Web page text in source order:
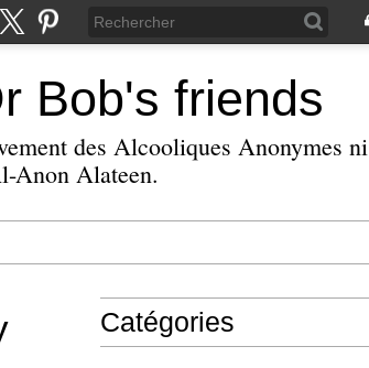
Bob's friends
des Alcooliques Anonymes
Anon Alateen.
Catégories